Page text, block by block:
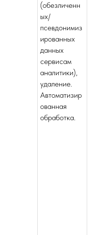
(обезличенн
ых/
псевдонимиз
ированных
данных
сервисам
аналитики),
удаление.
Автоматизир
ованная
обработка.